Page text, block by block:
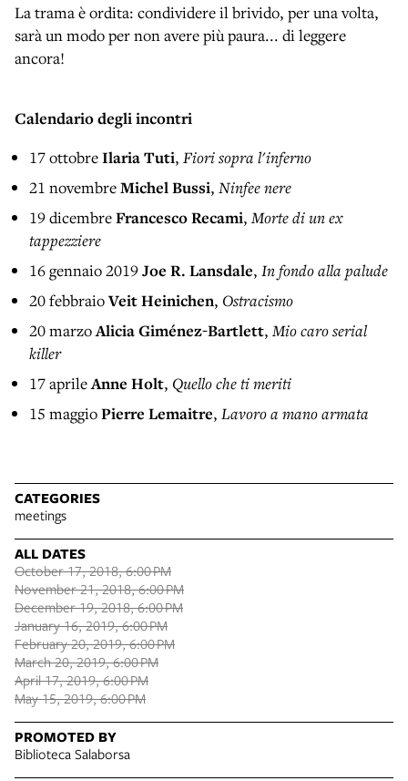
La trama è ordita: condividere il brivido, per una volta,
sarà un modo per non avere più paura... di leggere
ancora!
Calendario degli incontri
17 ottobreIlaria Tuti, Fiori sopra l'inferno
21 novembreMichel Bussi, Ninfee nere
19 dicembreFrancesco Recami,Morte di un ex
tappezziere
16 gennaio 2019Joe R. Lansdale, In fondo alla palude
20 febbraioVeit Heinichen, Ostracismo
20 marzoAlicia Giménez-Bartlett,Mio caro serial
killer
17 aprileAnne Holt, Quello che ti meriti
15 maggioPierre Lemaitre, Lavoro a mano armata
CATEGORIES
meetings
ALL DATES
October 17, 2018, 6:00 PM
November 21, 2018, 6:00 PM
December 19, 2018, 6:00 PM
January 16, 2019, 6:00 PM
February 20, 2019, 6:00 PM
March 20, 2019, 6:00 PM
April 17, 2019, 6:00 PM
May 15, 2019, 6:00 PM
PROMOTED BY
Biblioteca Salaborsa